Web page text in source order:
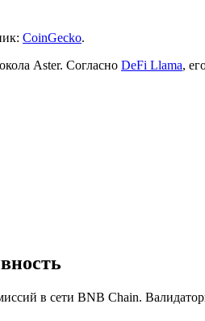
CoinGecko.
Aster. Согласно DeFi Llama,
в сети BNB Chain.